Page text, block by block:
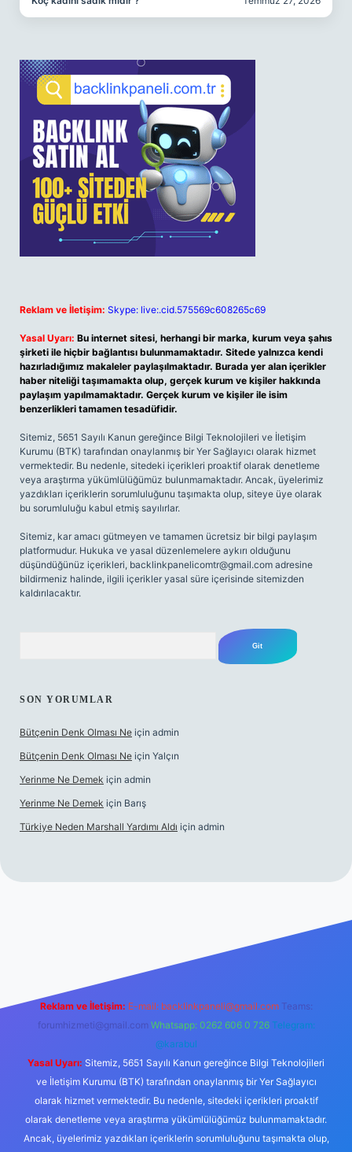
Reklam ve İletişim: Skype: live:.cid.575569c608265c69
Yasal Uyarı: Bu internet sitesi, herhangi bir marka, kurum veya şahıs
şirketi ile hiçbir bağlantısı bulunmamaktadır. Sitede yalnızca kendi
hazırladığımız makaleler paylaşılmaktadır. Burada yer alan içerikler
haber niteliği taşımamakta olup, gerçek kurum ve kişiler hakkında
paylaşım yapılmamaktadır. Gerçek kurum ve kişiler ile isim
benzerlikleri tamamen tesadüfidir.
Sitemiz, 5651 Sayılı Kanun gereğince Bilgi Teknolojileri ve İletişim
Kurumu (BTK) tarafından onaylanmış bir Yer Sağlayıcı olarak hizmet
vermektedir. Bu nedenle, sitedeki içerikleri proaktif olarak denetleme
veya araştırma yükümlülüğümüz bulunmamaktadır. Ancak, üyelerimiz
yazdıkları içeriklerin sorumluluğunu taşımakta olup, siteye üye olarak
bu sorumluluğu kabul etmiş sayılırlar.
Sitemiz, kar amacı gütmeyen ve tamamen ücretsiz bir bilgi paylaşım
platformudur. Hukuka ve yasal düzenlemelere aykırı olduğunu
düşündüğünüz içerikleri, backlinkpanelicomtr@gmail.com adresine
bildirmeniz halinde, ilgili içerikler yasal süre içerisinde sitemizden
kaldırılacaktır.
SON YORUMLAR
Bütçenin Denk Olması Ne için admin
Bütçenin Denk Olması Ne için Yalçın
Yerinme Ne Demek için admin
Yerinme Ne Demek için Barış
Türkiye Neden Marshall Yardımı Aldı için admin
hiltonbet yeni giriş
Reklam ve İletişim: E-mail: backlinkpaneli@gmail.com Teams:
forumhizmeti@gmail.com Whatsapp: 0262 606 0 726 Telegram:
@karabul
Yasal Uyarı: Sitemiz, 5651 Sayılı Kanun gereğince Bilgi Teknolojileri
ve İletişim Kurumu (BTK) tarafından onaylanmış bir Yer Sağlayıcı
olarak hizmet vermektedir. Bu nedenle, sitedeki içerikleri proaktif
olarak denetleme veya araştırma yükümlülüğümüz bulunmamaktadır.
Ancak, üyelerimiz yazdıkları içeriklerin sorumluluğunu taşımakta olup,